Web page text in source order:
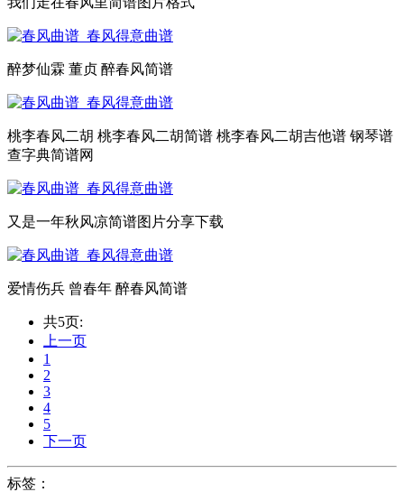
醉梦仙霖 董贞 醉春风简谱
桃李春风二胡 桃李春风二胡简谱 桃李春风二胡吉他谱 钢琴谱
查字典简谱网
又是一年秋风凉简谱图片分享下载
爱情伤兵 曾春年 醉春风简谱
共5页:
上一页
1
2
3
4
5
下一页
标签：